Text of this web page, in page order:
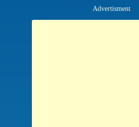
Advertisment